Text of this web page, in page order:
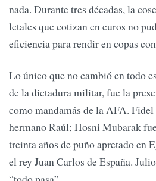
nada. Durante tres décadas, la
letales que cotizan en euros no
eficiencia para rendir en copas
Lo único que no cambió en todo
de la dictadura militar, fue la
como mandamás de la AFA.
hermano Raúl; Hosni Mubarak
treinta años de puño apretado en
el rey Juan Carlos de España.